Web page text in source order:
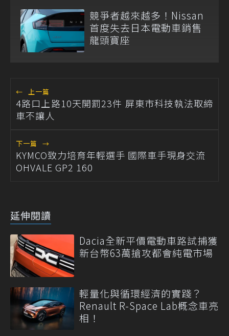
競爭者越來越多！Nissan
首度失去日本電動車銷售
龍頭寶座
← 上一篇
4路口上路10天開罰23件 屏東市科技執法取締
車不讓人
下一篇 →
KYMCO致力培育年輕選手 國際車手現身交流
OHVALE GP2 160
延伸閱讀
Dacia全新平價電動車路試捕獲
新台幣63萬搶攻都會純電市場
輕量化與循環經濟的實踐？
Renault R-Space Lab概念車亮
相！